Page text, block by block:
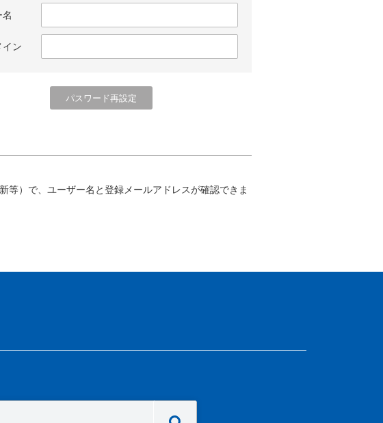
名
イン
等）で、ユーザー名と登録メールアドレスが確認できま